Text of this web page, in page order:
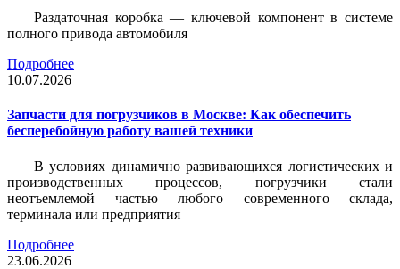
Раздаточная коробка — ключевой компонент в системе
полного привода автомобиля
Подробнее
10.07.2026
Запчасти для погрузчиков в Москве: Как обеспечить
бесперебойную работу вашей техники
В условиях динамично развивающихся логистических и
производственных процессов, погрузчики стали
неотъемлемой частью любого современного склада,
терминала или предприятия
Подробнее
23.06.2026